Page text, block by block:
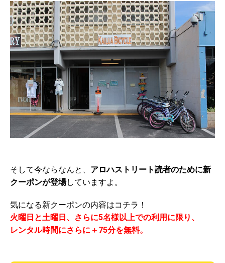
そして今ならなんと、 アロハストリート読者のために新
クーポンが登場していますよ。
気になる新クーポンの内容はコチラ！
火曜日と土曜日、さらに5名様以上での利用に限り、
レンタル時間にさらに＋75分を無料。